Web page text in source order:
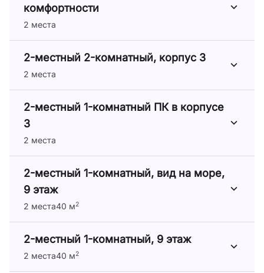
комфортности
2 места
2-местный 2-комнатный, корпус 3
2 места
2-местный 1-комнатный ПК в корпусе
3
2 места
2-местный 1-комнатный, вид на море,
9 этаж
2 места40 м2
2-местный 1-комнатный, 9 этаж
2 места40 м2